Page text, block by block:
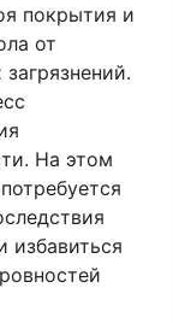
покрытия и
от
На этом
избавиться